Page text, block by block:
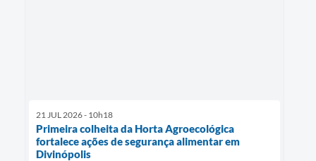
21 JUL 2026 - 10h18
Primeira colheita da Horta Agroecológica
fortalece ações de segurança alimentar em
Divinópolis